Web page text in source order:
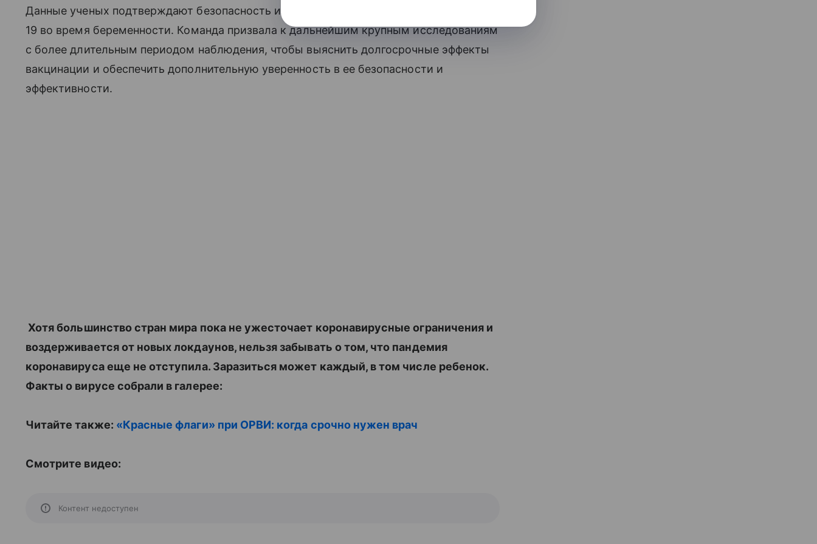
Данные ученых подтверждают безопасность и эффективность вакцинации от COVID-
19 во время беременности. Команда призвала к дальнейшим крупным исследованиям
с более длительным периодом наблюдения, чтобы выяснить долгосрочные эффекты
вакцинации и обеспечить дополнительную уверенность в ее безопасности и
эффективности.
Хотя большинство стран мира пока не ужесточает коронавирусные ограничения и
воздерживается от новых локдаунов, нельзя забывать о том, что пандемия
коронавируса еще не отступила. Заразиться может каждый, в том числе ребенок.
Факты о вирусе собрали в галерее:
Читайте также: «Красные флаги» при ОРВИ: когда срочно нужен врач
Смотрите видео:
Контент недоступен